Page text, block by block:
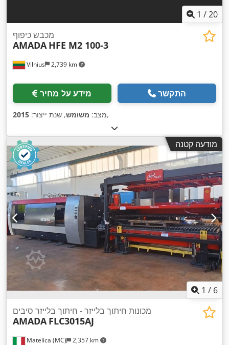
1 /20
Vilnius 2,739 km
מכבש כיפוף
AMADA HFE M2 100-3
מידע על מחיר התקשר
מצב: משומש, שנת ייצור: 2015 ,
מודעה קטנה
1 / 6
Matelica (MC) 2,357 km
מכונות חיתוך בלייזר - חיתוך בלייזר סיבים
AMADA FLC3015AJ